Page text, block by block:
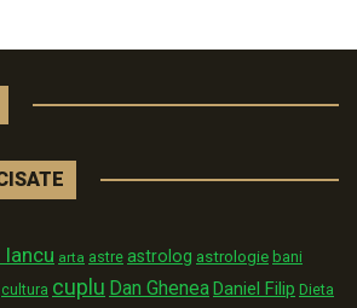
Iancu arta astre astrolog astrologie bani
cultura cuplu Dan GheneaDaniel Filip Dieta